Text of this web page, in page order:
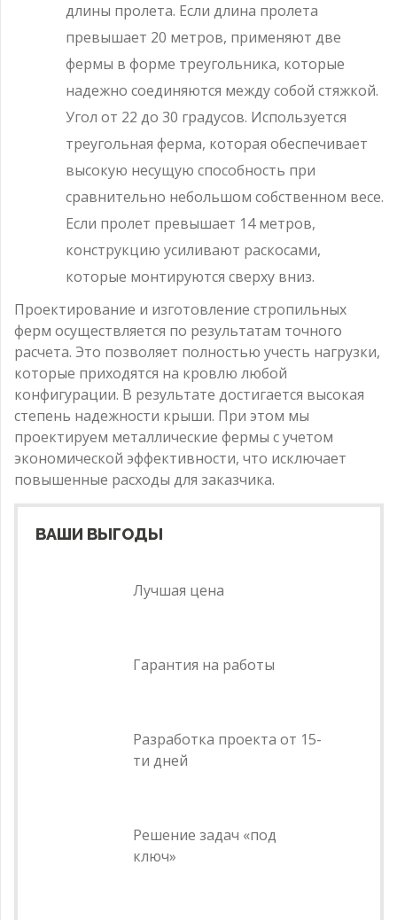
длины пролета. Если длина пролета
превышает 20 метров, применяют две
фермы в форме треугольника, которые
надежно соединяются между собой стяжкой.
Угол от 22 до 30 градусов. Используется
треугольная ферма, которая обеспечивает
высокую несущую способность при
сравнительно небольшом собственном весе.
Если пролет превышает 14 метров,
конструкцию усиливают раскосами,
которые монтируются сверху вниз.
Проектирование и изготовление стропильных
ферм осуществляется по результатам точного
расчета. Это позволяет полностью учесть нагрузки,
которые приходятся на кровлю любой
конфигурации. В результате достигается высокая
степень надежности крыши. При этом мы
проектируем металлические фермы с учетом
экономической эффективности, что исключает
повышенные расходы для заказчика.
ВАШИ ВЫГОДЫ
Лучшая цена
Гарантия на работы
Разработка проекта от 15-
ти дней
Решение задач «под
ключ»